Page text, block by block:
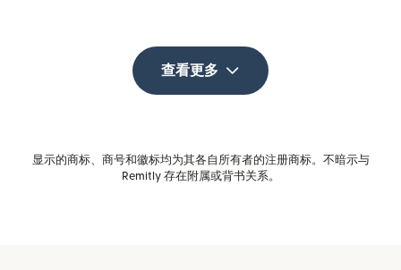
查看更多
显示的商标、商号和徽标均为其各自所有者的注册商标。不暗示与
Remitly 存在附属或背书关系。